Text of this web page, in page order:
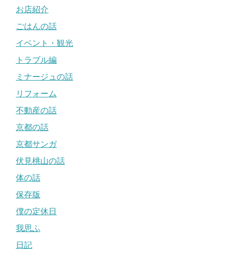
お店紹介
ごはんの話
イベント・観光
トラブル編
ミナージュの話
リフォーム
不動産の話
京都の話
京都サンガ
伏見桃山の話
体の話
保存版
僕の定休日
我思ふ
日記